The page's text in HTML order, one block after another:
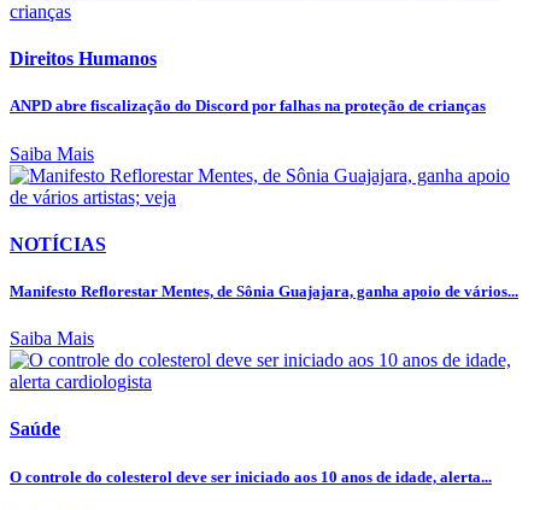
Direitos Humanos
ANPD abre fiscalização do Discord por falhas na proteção de crianças
Saiba Mais
NOTÍCIAS
Manifesto Reflorestar Mentes, de Sônia Guajajara, ganha apoio de vários...
Saiba Mais
Saúde
O controle do colesterol deve ser iniciado aos 10 anos de idade, alerta...